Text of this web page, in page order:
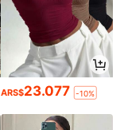
ARS$23.077 -10%